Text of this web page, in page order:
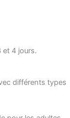
et 4 jours.
différents types